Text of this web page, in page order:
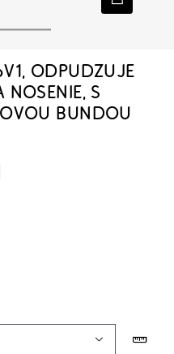
ODPUDZUJE
S
BUNDOU